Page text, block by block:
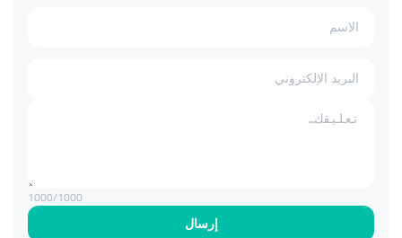
إرسال
1000/1000